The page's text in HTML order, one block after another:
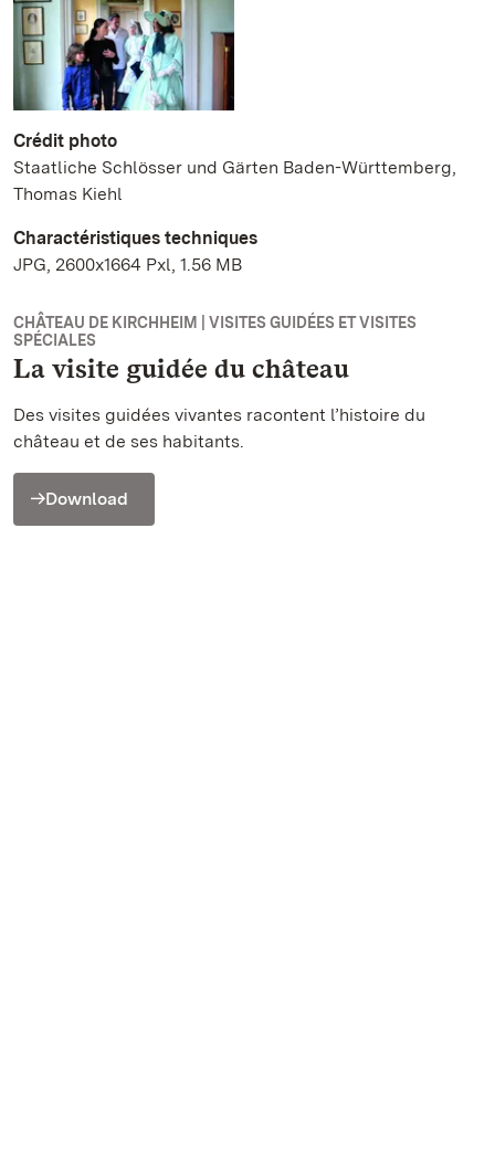
Crédit photo
Staatliche Schlösser und Gärten Baden-Württemberg,
Thomas Kiehl
Charactéristiques techniques
JPG, 2600x1664 Pxl, 1.56 MB
CHÂTEAU DE KIRCHHEIM | VISITES GUIDÉES ET VISITES
SPÉCIALES
La visite guidée du château
Des visites guidées vivantes racontent l’histoire du
château et de ses habitants.
Download